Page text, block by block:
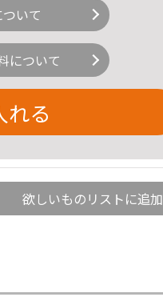
いて
について
れる
欲しいものリストに追加